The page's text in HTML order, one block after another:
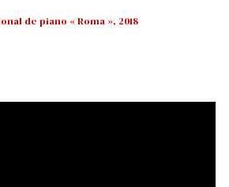
de piano « Roma », 2018